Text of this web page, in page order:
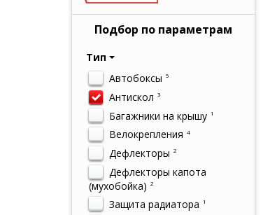
Подбор по параметрам
Тип
Автобоксы 5
Антискол 3
Багажники на крышу 1
Велокрепления 4
Дефлекторы 2
Дефлекторы капота
(мухобойка) 2
Защита радиатора 1